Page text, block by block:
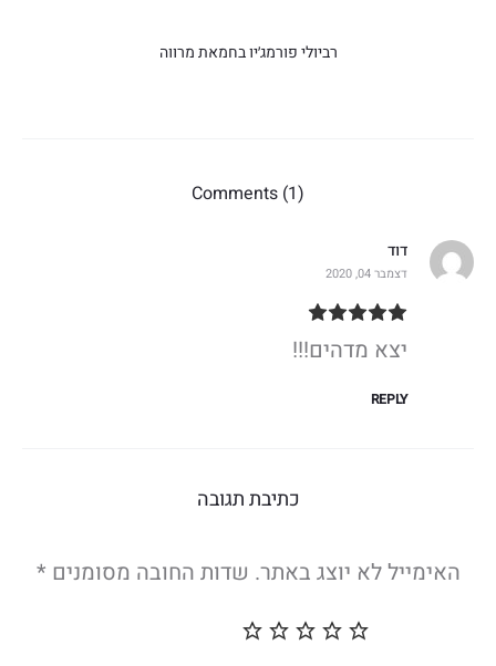
רביולי פורמג׳יו בחמאת מרווה
Comments (1)
דוד
דצמבר 04, 2020
יצא מדהים!!!
REPLY
כתיבת תגובה
האימייל לא יוצג באתר. שדות החובה מסומנים *